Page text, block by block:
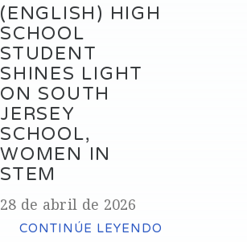
(ENGLISH) HIGH
SCHOOL
STUDENT
SHINES LIGHT
ON SOUTH
JERSEY
SCHOOL,
WOMEN IN
STEM
28 de abril de 2026
CONTINÚE LEYENDO